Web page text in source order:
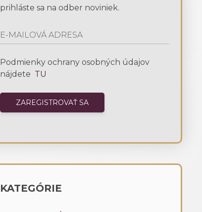
prihláste sa na odber noviniek.
Podmienky ochrany osobných údajov
nájdete TU
KATEGÓRIE